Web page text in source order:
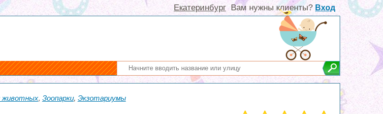
Вам нужны клиенты? Вход
Екатеринбург
животных, Зоопарки, Экзотариумы